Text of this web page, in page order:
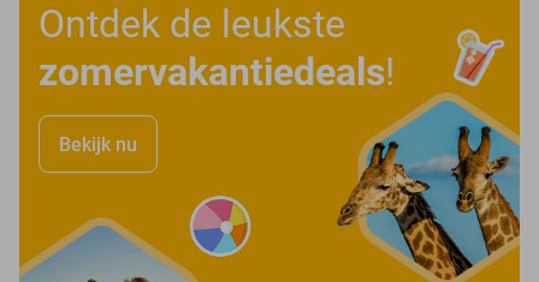
Ontdek de leukste
zomervakantiedeals!
Bekijk nu